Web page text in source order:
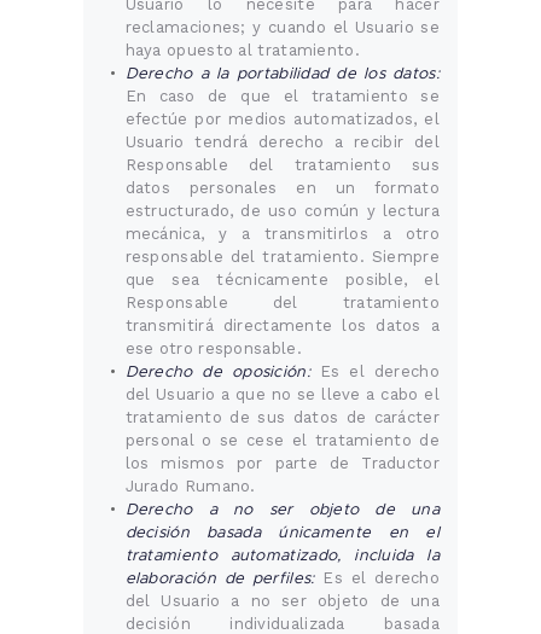
Usuario lo necesite para hacer
reclamaciones; y cuando el Usuario se
haya opuesto al tratamiento.
Derecho a la portabilidad de los datos:
En caso de que el tratamiento se
efectúe por medios automatizados, el
Usuario tendrá derecho a recibir del
Responsable del tratamiento sus
datos personales en un formato
estructurado, de uso común y lectura
mecánica, y a transmitirlos a otro
responsable del tratamiento. Siempre
que sea técnicamente posible, el
Responsable del tratamiento
transmitirá directamente los datos a
ese otro responsable.
Derecho de oposición:Es el derecho
del Usuario a que no se lleve a cabo el
tratamiento de sus datos de carácter
personal o se cese el tratamiento de
los mismos por parte de Traductor
Jurado Rumano.
Derecho a no ser objeto de una
decisión basada únicamente en el
tratamiento automatizado, incluida la
elaboración de perfiles:Es el derecho
del Usuario a no ser objeto de una
decisión individualizada basada